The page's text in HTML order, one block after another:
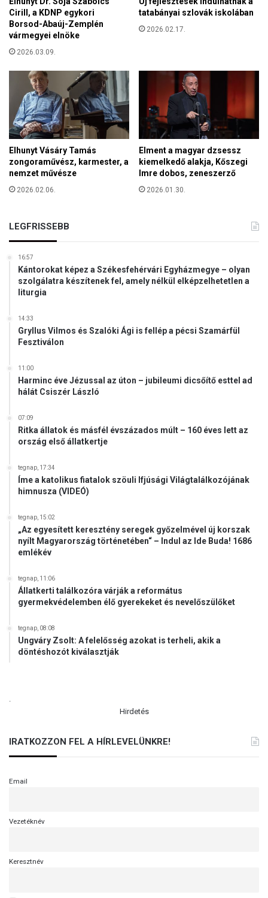
n
s
a
n
e
m
b
u
d
a
p
e
i
e
k
Cirill, a KDNP egykori
Borsod-Abaúj-Zemplén
vármegyei elnöke
2026.03.09.
tatabányai szlovák iskolában
2026.02.17.
Elhunyt Vásáry Tamás
zongoraművész, karmester, a
nemzet művésze
2026.02.06.
Elment a magyar dzsessz
kiemelkedő alakja, Kőszegi
Imre dobos, zeneszerző
2026.01.30.
LEGFRISSEBB
16:57
Kántorokat képez a Székesfehérvári Egyházmegye – olyan
szolgálatra készítenek fel, amely nélkül elképzelhetetlen a
liturgia
14:33
Gryllus Vilmos és Szalóki Ági is fellép a pécsi Szamárfül
Fesztiválon
11:00
Harminc éve Jézussal az úton – jubileumi dicsőítő esttel ad
hálát Csiszér László
07:09
Ritka állatok és másfél évszázados múlt – 160 éves lett az
ország első állatkertje
tegnap, 17:34
Íme a katolikus fiatalok szöuli Ifjúsági Világtalálkozójának
himnusza (VIDEÓ)
tegnap, 15:02
„Az egyesített keresztény seregek győzelmével új korszak
nyílt Magyarország történetében“ – Indul az Ide Buda! 1686
emlékév
tegnap, 11:06
Állatkerti találkozóra várják a református
gyermekvédelemben élő gyerekeket és nevelőszülőket
tegnap, 08:08
Ungváry Zsolt: A felelősség azokat is terheli, akik a
döntéshozót kiválasztják
Hirdetés
IRATKOZZON FEL A HÍRLEVELÜNKRE!
Email
Vezetéknév
Keresztnév